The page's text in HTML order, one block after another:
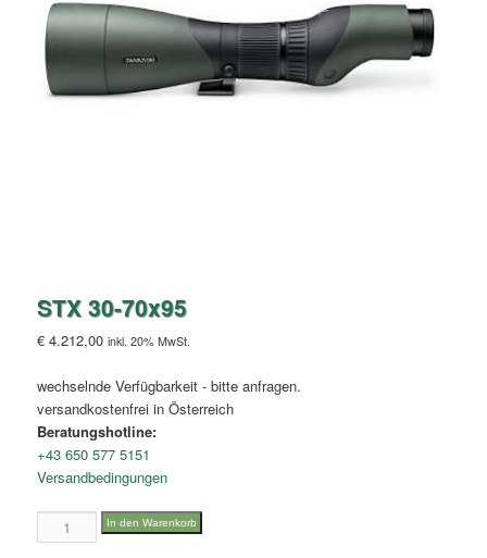
STX 30-70x95
€ 4.212,00 inkl. 20% MwSt.
wechselnde Verfügbarkeit - bitte anfragen.
versandkostenfrei in Österreich
Beratungshotline:
+43 650 577 5151
Versandbedingungen
STX
30-
In den Warenkorb